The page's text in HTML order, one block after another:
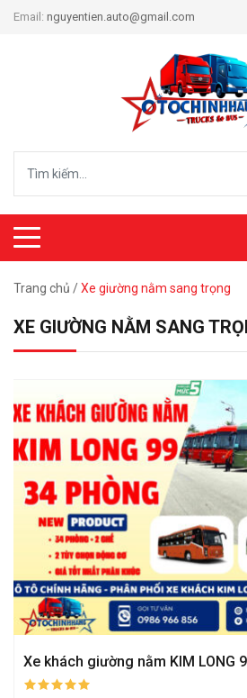
Email: nguyentien.auto@gmail.com
Trang chủ /Xe giường nằm sang trọng
XE GIƯỜNG NẰM SANG
Xe khách giường nằm KIM LONG